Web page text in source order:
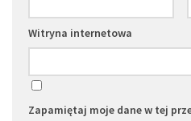
Witryna internetowa
Zapamiętaj moje dane w tej